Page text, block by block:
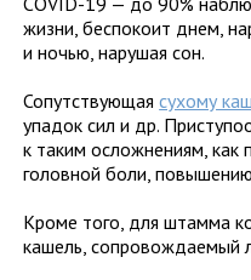
жизни, беспокоит днем,
и ночью, нарушая сон.
Сопутствующаясухому
упадок сил и др.
к таким осложнениям, как
головной боли,
Кроме того, для штамма
кашель, сопровождаемый